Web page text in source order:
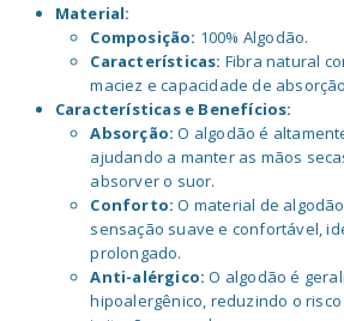
Material:
Composição: 100% Algodão.
Características: Fibra natural
maciez e capacidade de
Características e Benefícios:
Absorção: O algodão é
ajudando a manter as mãos
absorver o suor.
Conforto: O material de
sensação suave e confortável,
prolongado.
Anti-alérgico: O algodão é
hipoalergênico, reduzindo o